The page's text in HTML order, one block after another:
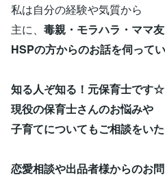
私は自分の経験や気質から
主に、 毒親・モラハラ・ママ
HSPの方からのお話を伺ってい
知る人ぞ知る！元保育士です
現役の保育士さんのお悩みや
子育てについてもご相談をいた
恋愛相談や出品者様からのお